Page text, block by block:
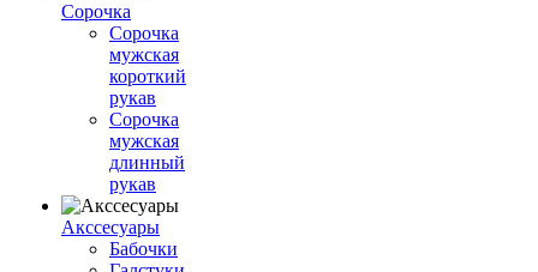
Сорочка
Сорочка
мужская
короткий
рукав
Сорочка
мужская
длинный
рукав
Акссесуары
Бабочки